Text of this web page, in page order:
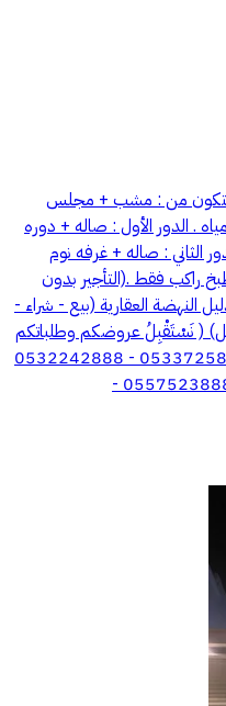
يتكون من : مشب + مجلس
+ مطبخ + 2 دوره مياه . الدور الأول : صاله + دوره
الثاني : صاله + غرفه نوم
راكب فقط .(التأجير بدون
دفعتين . دليل النهضة العقارية (بيع - شراء -
( نَسْتَقْبِلُ عروضكم وطلباتكم
على مَدَار الساعة) الرياض - الشرقية 0533725888 - 0532242888
- 0504815888 0553966888 - 0557523888 -